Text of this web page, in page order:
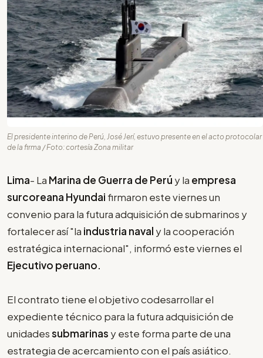
El presidente interino de Perú, José Jerí, estuvo presente en el acto protocolar
de la firma / Foto: cortesía Zona militar
Lima- La Marina de Guerra de Perú y la empresa
surcoreana Hyundai firmaron este viernes un
convenio para la futura adquisición de submarinos y
fortalecer así "la industria naval y la cooperación
estratégica internacional", informó este viernes el
Ejecutivo peruano.
El contrato tiene el objetivo codesarrollar el
expediente técnico para la futura adquisición de
unidadessubmarinas y este forma parte de una
estrategia de acercamiento con el país asiático.